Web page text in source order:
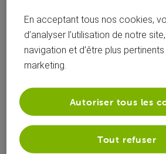
modem Netgear (je plafonne à 330/
abonnement mobile supplémentaire.
ce possible de changer de modem
abonnement au maximum, même si la
énorme ? - Que me couterait
Merci beaucoup. Je vous
Belle journée
En acceptant tous nos cookies,
d’analyser l’utilisation de notre
navigation et d’être plus
marketing.
Tout refuser
Autoriser tous les